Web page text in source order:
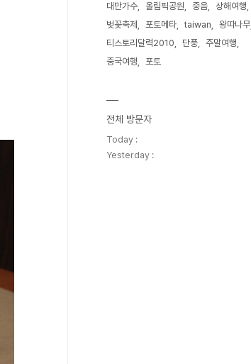
대만가수
올림픽공원 중음
상해여행
벚꽃축제
포토메타 taiwan
왕따나무
티스토리달력2010
단풍
주말여행
중국여행
포토
전체 방문자
Today :
Yesterday :